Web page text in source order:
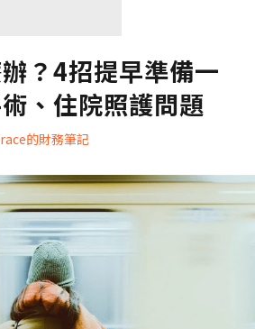
？4招提早準備一
、住院照護問題
的財務筆記